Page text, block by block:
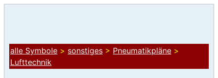
alle Symbole > sonstiges > Pneumatikpläne >
Lufttechnik